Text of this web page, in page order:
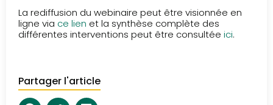
La rediffusion du webinaire peut être visionnée en
ligne via ce lien et la synthèse complète des
différentes interventions peut être consultée ici.
Partager l'article